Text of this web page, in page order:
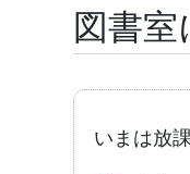
図書室
いまは放